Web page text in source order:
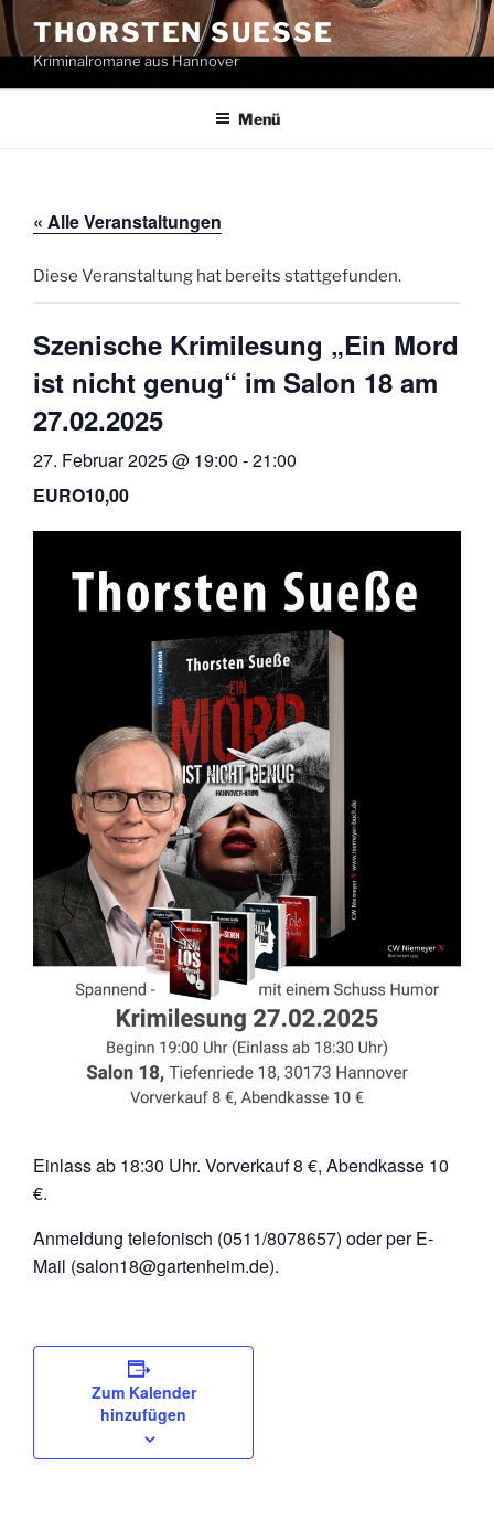
Zum
Inhalt
springen
THORSTEN SUESSE
Kriminalromane aus Hannover
Menü
« Alle Veranstaltungen
Diese Veranstaltung hat bereits stattgefunden.
Szenische Krimilesung „Ein Mord
ist nicht genug“ im Salon 18 am
27.02.2025
27. Februar 2025 @ 19:00 -21:00
EURO10,00
Einlass ab 18:30 Uhr. Vorverkauf 8 €, Abendkasse 10
€.
Anmeldung telefonisch (0511/8078657) oder per E-
Mail (salon18@gartenheim.de).
Zum Kalender
hinzufügen